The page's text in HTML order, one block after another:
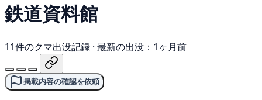
鉄道資料館
11件のクマ出没記録 · 最新の出没：1ヶ月前
掲載内容の確認を依頼